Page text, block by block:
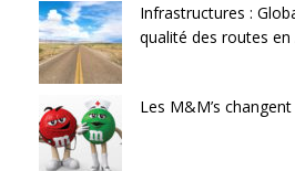
Infrastructures :
qualité des routes en
Les M&M’s